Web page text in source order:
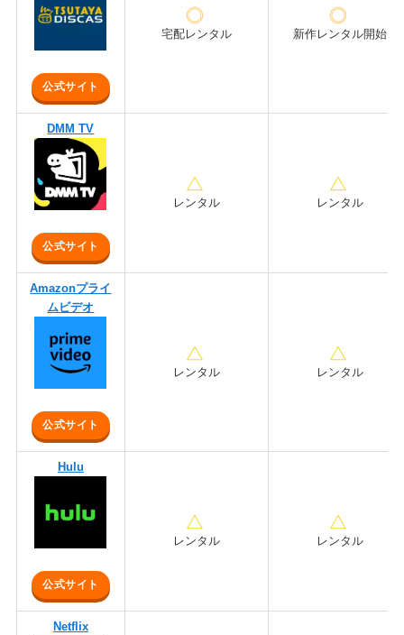
公式サイト
宅配レンタル 新作レンタル開始
DMM TV
公式サイト
レンタル レンタル
Amazonプライ
ムビデオ
公式サイト
レンタル レンタル
Hulu
公式サイト
レンタル レンタル
Netflix